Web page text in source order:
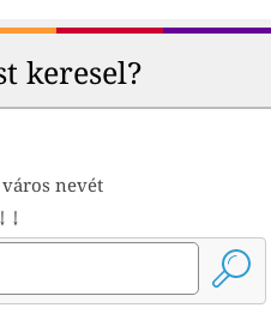
keresel?
nevét
↓